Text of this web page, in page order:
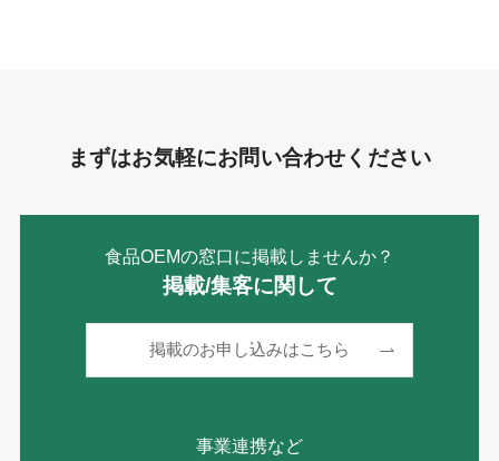
まずはお気軽にお問い合わせください
食品OEMの窓口に掲載しませんか？
掲載/集客に関して
掲載のお申し込みはこちら
事業連携など